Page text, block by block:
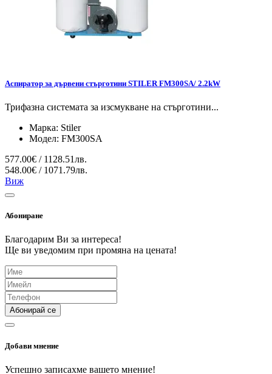
Аспиратор за дървени стърготини STILER FM300SA/ 2.2kW
Трифазна системата за изсмукване на стърготини...
Марка: Stiler
Модел: FM300SA
577.00€ / 1128.51лв.
548.00€ / 1071.79лв.
Виж
Абониране
Благодарим Ви за интереса!
Ще ви уведомим при промяна на цената!
Абонирай се
Добави мнение
Успешно записахме вашето мнение!